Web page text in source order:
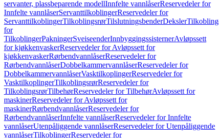
servanter, plassbeparende modellInnfelte vannlåserReservedeler for
Innfelte vannlåserServanttilkoblingerReservedeler for
ServanttilkoblingerTilkoblingsrørTilslutningsbenderDeksler
for
TilkoblingerPakningerSveiseenderInnbyggingssisternerAvløpssett
for kjøkkenvaskerReservedeler for Avløpssett for
kjøkkenvaskerRørbendvannlåserReservedeler for
RørbendvannlåserDobbelkammervannlåserReservedeler for
DobbelkammervannlåserVasktilkoplingerReservedeler for
VasktilkoplingerTilkoblingsrørReservedeler for
TilkoblingsrørTilbehørReservedeler for TilbehørAvløpssett for
maskinerReservedeler for Avløpssett for
maskinerRørbendvannlåserReservedeler for
RørbendvannlåserInnfelte vannlåserReservedeler for Innfelte
vannlåserUtenpåliggende vannlåserReservedeler for Utenpåliggende
vannlåserTilkoblingerReservedeler for